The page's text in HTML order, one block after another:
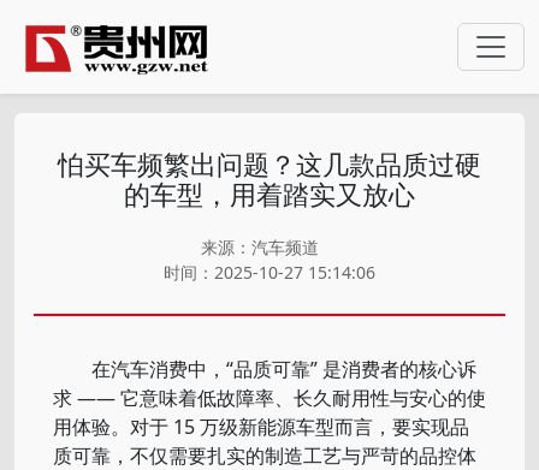
怕买车频繁出问题？这几款品质过硬
的车型，用着踏实又放心
来源：汽车频道
时间：2025-10-27 15:14:06
在汽车消费中，“品质可靠” 是消费者的核心诉
求 —— 它意味着低故障率、长久耐用性与安心的使
用体验。对于 15 万级新能源车型而言，要实现品
质可靠，不仅需要扎实的制造工艺与严苛的品控体